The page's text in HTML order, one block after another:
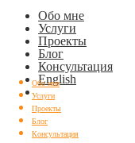
Обо мне
Услуги
Проекты
Блог
Консультация
English
Обо мне
Услуги
Проекты
Блог
Консультация